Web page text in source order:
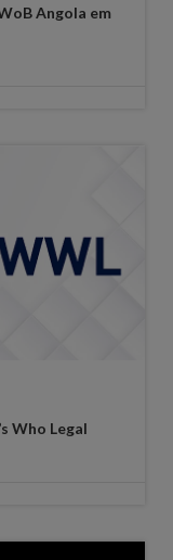
Angola em
Who Legal